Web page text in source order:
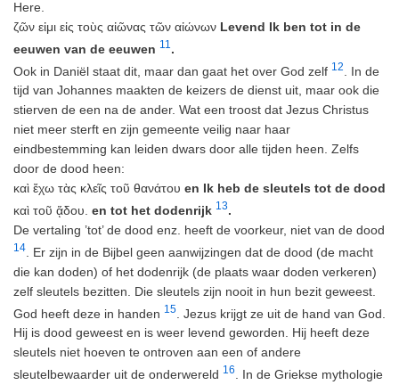
Here.
ζῶν εἰμι εἰς τοὺς αἰῶνας τῶν αἰώνων Levend Ik ben tot in de
eeuwen van de eeuwen 11 .
Ook in Daniël staat dit, maar dan gaat het over God zelf 12
. In de
tijd van Johannes maakten de keizers de dienst uit, maar ook die
stierven de een na de ander. Wat een troost dat Jezus Christus
niet meer sterft en zijn gemeente veilig naar haar
eindbestemming kan leiden dwars door alle tijden heen. Zelfs
door de dood heen:
καὶ ἔχω τὰς κλεῖς τοῦ θανάτου en Ik heb de sleutels tot de dood
καὶ τοῦ ᾅδου. en tot het dodenrijk 13.
De vertaling ’tot’ de dood enz. heeft de voorkeur, niet van de dood
14
. Er zijn in de Bijbel geen aanwijzingen dat de dood (de macht
die kan doden) of het dodenrijk (de plaats waar doden verkeren)
zelf sleutels bezitten. Die sleutels zijn nooit in hun bezit geweest.
God heeft deze in handen 15
. Jezus krijgt ze uit de hand van God.
Hij is dood geweest en is weer levend geworden. Hij heeft deze
sleutels niet hoeven te ontroven aan een of andere
sleutelbewaarder uit de onderwereld 16
. In de Griekse mythologie